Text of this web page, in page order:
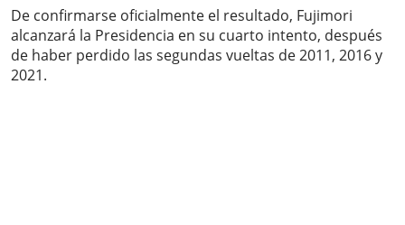
De confirmarse oficialmente el resultado, Fujimori
alcanzará la Presidencia en su cuarto intento, después
de haber perdido las segundas vueltas de 2011, 2016 y
2021.